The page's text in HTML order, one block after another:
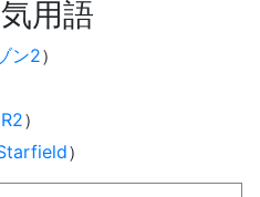
用語
ン2）
）
）